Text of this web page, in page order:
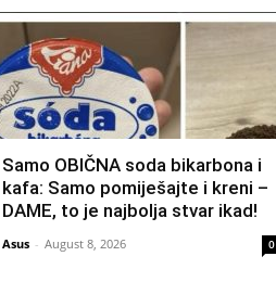
Samo OBIČNA soda bikarbona i
kafa: Samo pomiješajte i kreni –
DAME, to je najbolja stvar ikad!
Asus - August 8, 2026 0